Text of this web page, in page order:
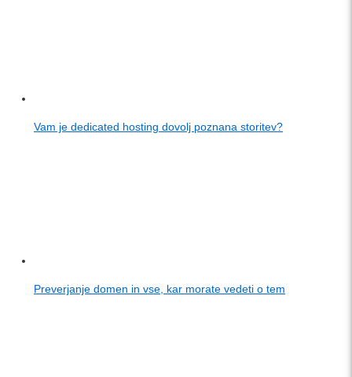
Vam je dedicated hosting dovolj poznana storitev?
Preverjanje domen in vse, kar morate vedeti o tem